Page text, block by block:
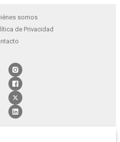
somos
de Privacidad